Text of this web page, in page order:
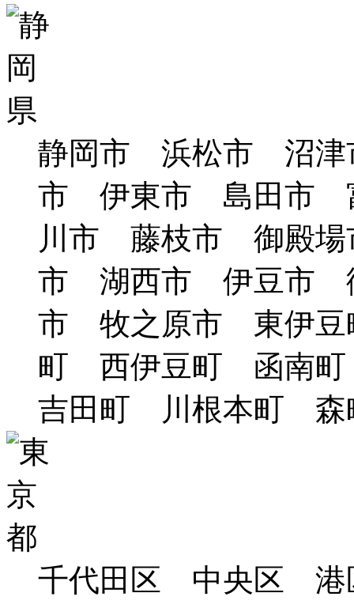
静岡市 浜松市 沼
市 伊東市 島田市
川市 藤枝市 御殿
市 湖西市 伊豆市
市 牧之原市 東伊
町 西伊豆町 函南
吉田町 川根本町 森
千代田区 中央区